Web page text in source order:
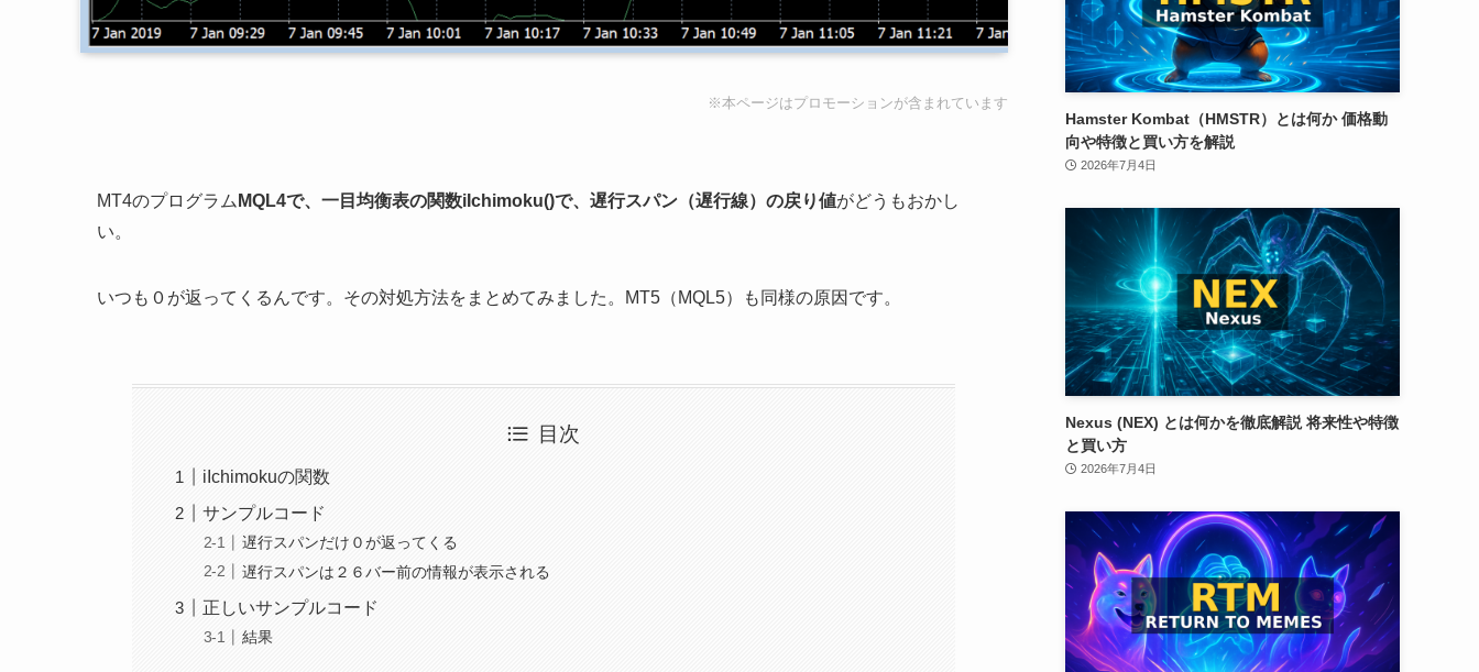
※本ページはプロモーションが含まれています
MT4のプログラム MQL4で、一目均衡表の関数iIchimoku()で、遅行スパン（遅行線）の戻り値がどうもおかし
い。
いつも０が返ってくるんです。その対処方法をまとめてみました。MT5（MQL5）も同様の原因です。
目次
iIchimokuの関数
サンプルコード
遅行スパンだけ０が返ってくる
遅行スパンは２６バー前の情報が表示される
正しいサンプルコード
結果
Hamster Kombat（HMSTR）とは何か 価格動
向や特徴と買い方を解説
2026年7月4日
Nexus (NEX) とは何かを徹底解説 将来性や特徴
と買い方
2026年7月4日